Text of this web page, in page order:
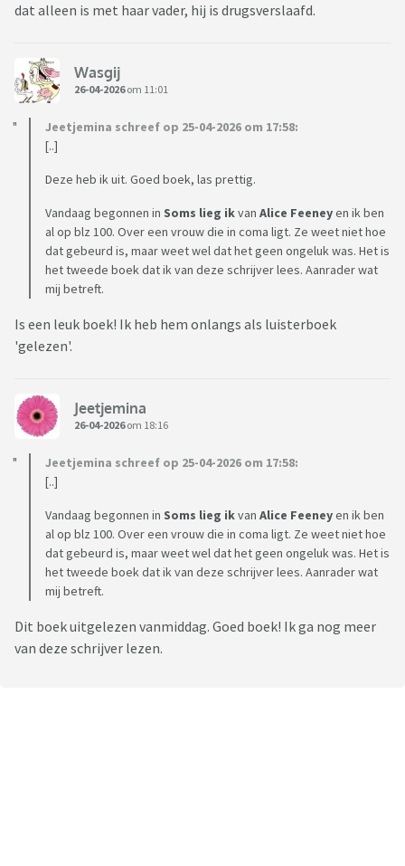
dat alleen is met haar vader, hij is drugsverslaafd.
Wasgij
26-04-2026om 11:01
Jeetjemina schreef op 25-04-2026 om 17:58:
[..]
Deze heb ik uit. Goed boek, las prettig.
Vandaag begonnen in Soms lieg ikvan Alice Feeneyen ik ben
al op blz 100. Over een vrouw die in coma ligt. Ze weet niet hoe
dat gebeurd is, maar weet wel dat het geen ongeluk was. Het is
het tweede boek dat ik van deze schrijver lees. Aanrader wat
mij betreft.
Is een leuk boek! Ik heb hem onlangs als luisterboek
'gelezen'.
Jeetjemina
26-04-2026om 18:16
Jeetjemina schreef op 25-04-2026 om 17:58:
[..]
Vandaag begonnen in Soms lieg ikvan Alice Feeneyen ik ben
al op blz 100. Over een vrouw die in coma ligt. Ze weet niet hoe
dat gebeurd is, maar weet wel dat het geen ongeluk was. Het is
het tweede boek dat ik van deze schrijver lees. Aanrader wat
mij betreft.
Dit boek uitgelezen vanmiddag. Goed boek! Ik ga nog meer
van deze schrijver lezen.